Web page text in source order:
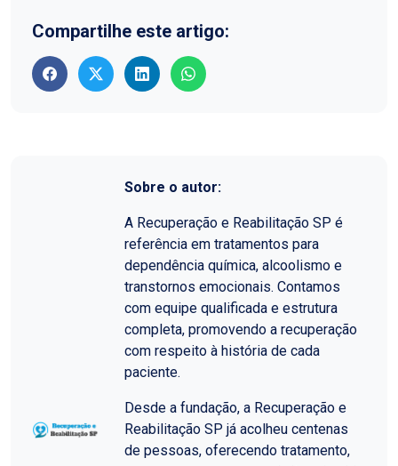
Compartilhe este artigo:
Sobre o autor:
A Recuperação e Reabilitação SP é
referência em tratamentos para
dependência química, alcoolismo e
transtornos emocionais. Contamos
com equipe qualificada e estrutura
completa, promovendo a recuperação
com respeito à história de cada
paciente.
Desde a fundação, a Recuperação e
Reabilitação SP já acolheu centenas
de pessoas, oferecendo tratamento,